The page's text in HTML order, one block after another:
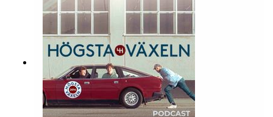
tillför något. Dessutom berättar Marcus om några
av de bilar som kommer att medverka på 2026
års upplaga av The Aurora.